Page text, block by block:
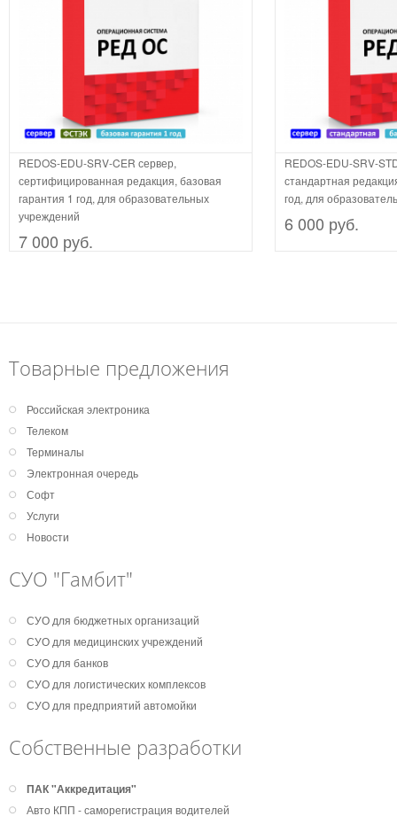
REDOS-EDU-SRV-CER сервер,
сертифицированная редакция, базовая
гарантия 1 год, для образовательных
учреждений
7 000 руб.
REDOS-EDU-SRV-
стандартная
год, для
6 000 руб.
Товарные предложения
Российская электроника
Телеком
Терминалы
Электронная очередь
Софт
Услуги
Новости
СУО "Гамбит"
СУО для бюджетных организаций
СУО для медицинских учреждений
СУО для банков
СУО для логистических комплексов
СУО для предприятий автомойки
Собственные разработки
ПАК "Аккредитация"
Авто КПП - саморегистрация водителей